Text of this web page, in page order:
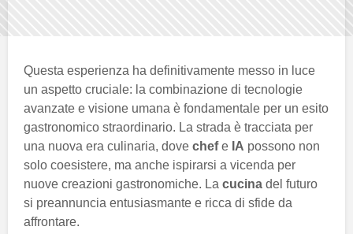
Questa esperienza ha definitivamente messo in luce
un aspetto cruciale: la combinazione di tecnologie
avanzate e visione umana è fondamentale per un esito
gastronomico straordinario. La strada è tracciata per
una nuova era culinaria, dove chefe IA possono non
solo coesistere, ma anche ispirarsi a vicenda per
nuove creazioni gastronomiche. La cucina del futuro
si preannuncia entusiasmante e ricca di sfide da
affrontare.